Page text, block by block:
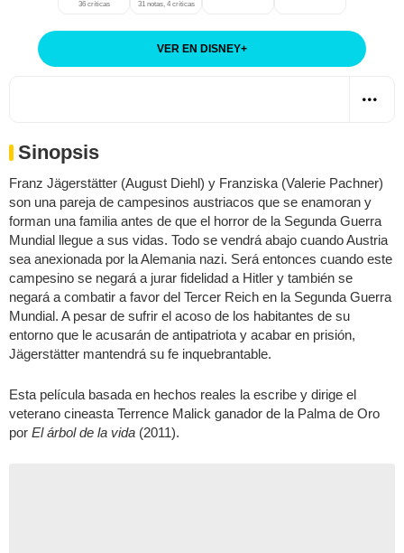
36 críticas 31 notas, 4 críticas
VER EN DISNEY+
Sinopsis
Franz Jägerstätter (August Diehl) y Franziska (Valerie Pachner)
son una pareja de campesinos austriacos que se enamoran y
forman una familia antes de que el horror de la Segunda Guerra
Mundial llegue a sus vidas. Todo se vendrá abajo cuando Austria
sea anexionada por la Alemania nazi. Será entonces cuando este
campesino se negará a jurar fidelidad a Hitler y también se
negará a combatir a favor del Tercer Reich en la Segunda Guerra
Mundial. A pesar de sufrir el acoso de los habitantes de su
entorno que le acusarán de antipatriota y acabar en prisión,
Jägerstätter mantendrá su fe inquebrantable.
Esta película basada en hechos reales la escribe y dirige el
veterano cineasta Terrence Malick ganador de la Palma de Oro
por El árbol de la vida (2011).